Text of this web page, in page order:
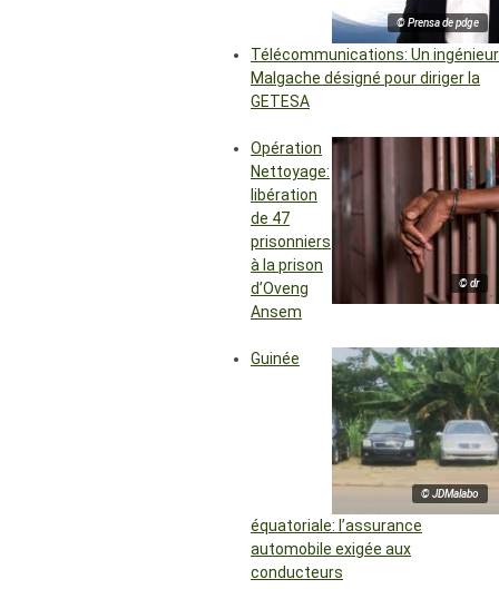
© Prensa de pdge
Télécommunications: Un ingénieur
Malgache désigné pour diriger la
GETESA
© dr
Opération
Nettoyage:
libération
de 47
prisonniers
à la prison
d’Oveng
Ansem
© JDMalabo
Guinée
équatoriale: l’assurance
automobile exigée aux
conducteurs